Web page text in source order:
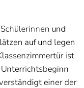
und
auf und legen
ist
einer der